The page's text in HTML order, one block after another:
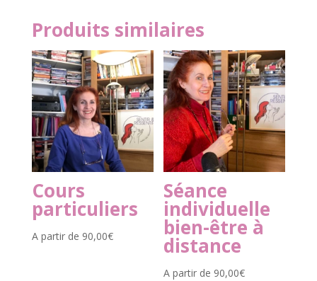
Produits similaires
Cours
particuliers
A partir de 90,00€
Séance
individuelle
bien-être à
distance
A partir de 90,00€